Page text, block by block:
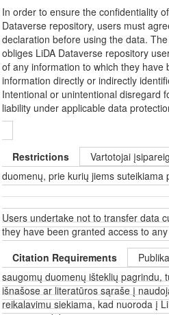
In order to ensure the confidentiality
Dataverse repository, users must
declaration before using the data.
obliges LiDA Dataverse repository
of any information to which they have
information directly or indirectly
Intentional or unintentional disregard
liability under applicable data
Restrictions
Vartotojai
duomenų, prie kurių jiems suteikiama
Users undertake not to transfer data
they have been granted access to
Citation Requirements
saugomų duomenų išteklių pagrindu,
išnašose ar literatūros sąraše į
reikalavimu siekiama, kad nuoroda į